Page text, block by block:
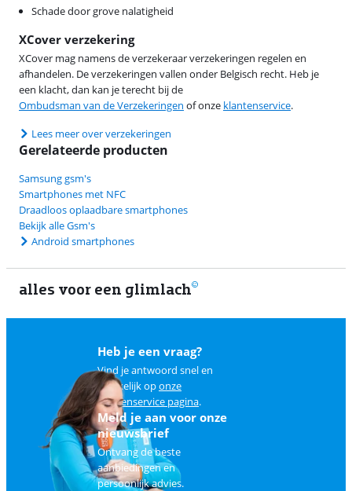
Schade door grove nalatigheid
XCover verzekering
XCover mag namens de verzekeraar verzekeringen regelen en
afhandelen. De verzekeringen vallen onder Belgisch recht. Heb je
een klacht, dan kan je terecht bij de
Ombudsman van de Verzekeringen of onze klantenservice.
Lees meer over verzekeringen
Gerelateerde producten
Samsung gsm's
Smartphones met NFC
Draadloos oplaadbare smartphones
Bekijk alle Gsm's
Android smartphones
alles voor een glimlach
Heb je een vraag?
Vind je antwoord snel en
makkelijk oponze
klantenservice pagina.
Meld je aan voor onze
nieuwsbrief
Ontvang de beste
aanbiedingen en
persoonlijk advies.